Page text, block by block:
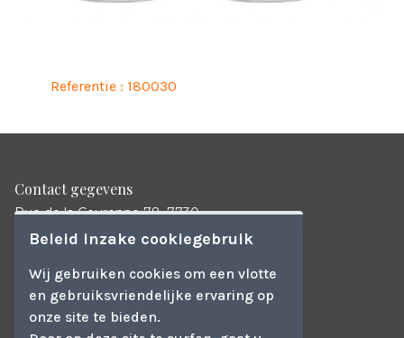
Beleid inzake cookiegebruik
Wij gebruiken cookies om een vlotte
en gebruiksvriendelijke ervaring op
onze site te bieden.
Referentie : 180030
Contact gegevens
Rue de la Couronne 78, 7730
Evregnies, Belgique
+32 (0)56 33 41 00
TVA BE 0829564982